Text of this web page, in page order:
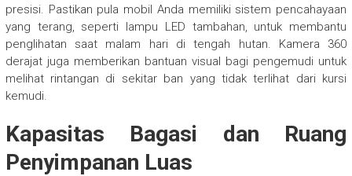
presisi. Pastikan pula mobil Anda memiliki sistem pencahayaan
yang terang, seperti lampu LED tambahan, untuk membantu
penglihatan saat malam hari di tengah hutan. Kamera 360
derajat juga memberikan bantuan visual bagi pengemudi untuk
melihat rintangan di sekitar ban yang tidak terlihat dari kursi
kemudi.
Kapasitas Bagasi dan Ruang
Penyimpanan Luas